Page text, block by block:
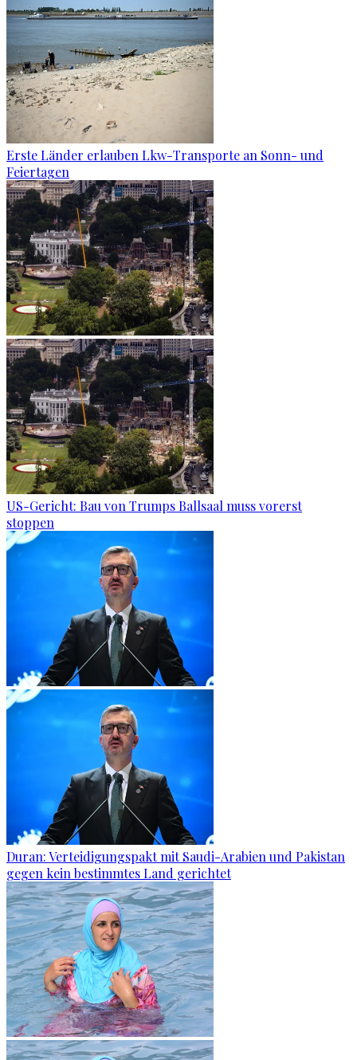
Erste Länder erlauben Lkw-Transporte an Sonn- und
Feiertagen
US-Gericht: Bau von Trumps Ballsaal muss vorerst
stoppen
Duran: Verteidigungspakt mit Saudi-Arabien und Pakistan
gegen kein bestimmtes Land gerichtet